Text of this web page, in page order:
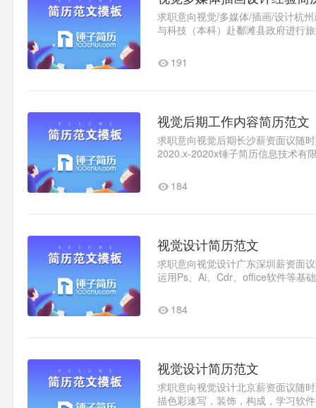
求职意向视觉/多媒体/插画/设计杭
与科技（本科）赴鄱滩县政府进行
191
视觉后期工作内容简历范文
求职意向视觉后期长沙薪资面议随
2020.x-2020x锤子简历信息技术有
184
视觉设计简历范文
求职意向视觉设计广东深圳薪资面
运用Ps、Ai、Cdr、office软件等基
184
视觉设计简历范文
求职意向视觉设计北京薪资面议随
描色彩速写，装饰，构成，学习软